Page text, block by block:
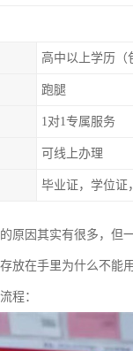
高中以上学历（
跑腿
1对1专属服务
可线上办理
毕业证，学位证
原因其实有很多，但
放在手里为什么不能
程：